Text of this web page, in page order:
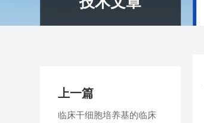
上一篇
临床干细胞培养基的临床